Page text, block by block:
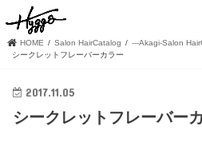
HOME Salon HairCatalog
---Akagi-Salon
シークレットフレーバーカラー
2017.11.05
シークレットフレーバー